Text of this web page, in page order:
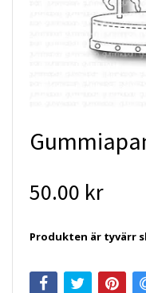
50.00 kr
Produkten är tyvärr